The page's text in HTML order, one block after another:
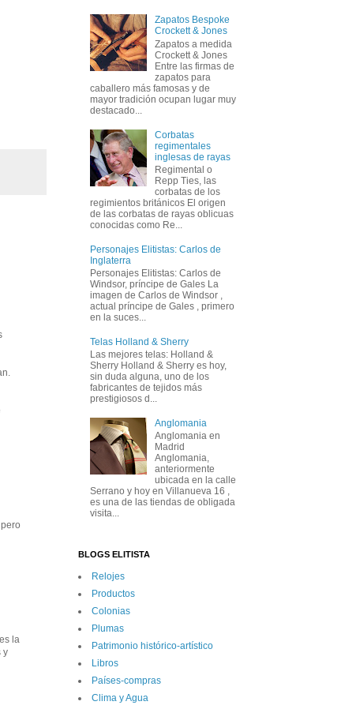
la
y
Zapatos Bespoke
Crockett & Jones
Zapatos a medida
Crockett & Jones
Entre las firmas de
zapatos para
caballero más famosas y de
mayor tradición ocupan lugar muy
destacado...
Corbatas
regimentales
inglesas de rayas
Regimental o
Repp Ties, las
corbatas de los
regimientos británicos El origen
de las corbatas de rayas oblicuas
conocidas como Re...
Personajes Elitistas: Carlos de
Inglaterra
Personajes Elitistas: Carlos de
Windsor, príncipe de Gales La
imagen de Carlos de Windsor ,
actual príncipe de Gales , primero
en la suces...
Telas Holland & Sherry
Las mejores telas: Holland &
Sherry Holland & Sherry es hoy,
sin duda alguna, uno de los
fabricantes de tejidos más
prestigiosos d...
Anglomania
Anglomania en
Madrid
Anglomania,
anteriormente
ubicada en la calle
Serrano y hoy en Villanueva 16 ,
es una de las tiendas de obligada
visita...
BLOGS ELITISTA
Relojes
Productos
Colonias
Plumas
Patrimonio histórico-artí­stico
Libros
Paí­ses-compras
Clima y Agua